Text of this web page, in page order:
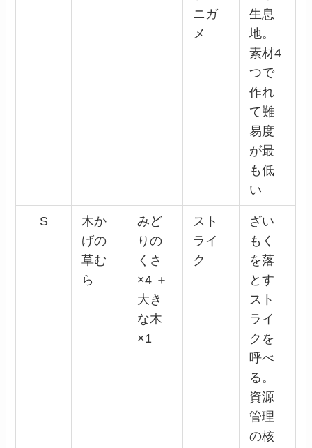
ニガ
メ
生息
地。
素材4
つで
作れ
て難
易度
が最
も低
い
S
木か
げの
草む
ら
みど
りの
くさ
×4 ＋
大き
な木
×1
スト
ライ
ク
ざい
もく
を落
とす
スト
ライ
クを
呼べ
る。
資源
管理
の核